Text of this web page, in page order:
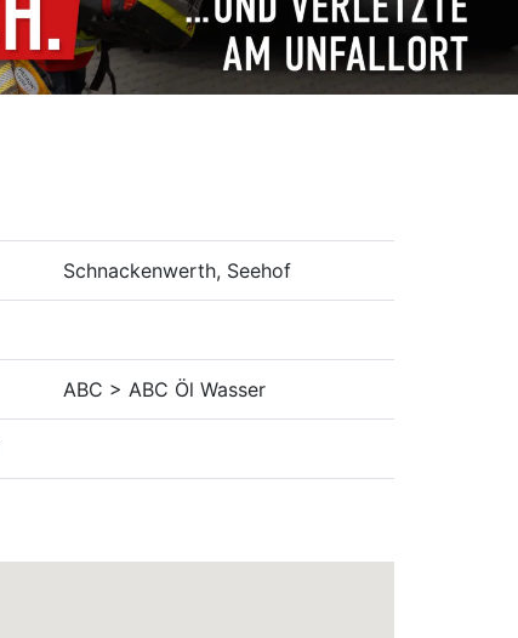
Schnackenwerth, Seehof
ABC > ABC Öl Wasser